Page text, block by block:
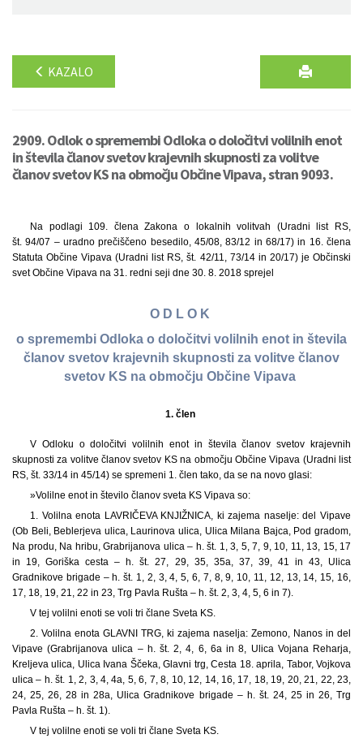
KAZALO
2909. Odlok o spremembi Odloka o določitvi volilnih enot
in števila članov svetov krajevnih skupnosti za volitve
članov svetov KS na območju Občine Vipava, stran 9093.
Na podlagi 109. člena Zakona o lokalnih volitvah (Uradni list RS,
št. 94/07 – uradno prečiščeno besedilo, 45/08, 83/12 in 68/17) in 16. člena
Statuta Občine Vipava (Uradni list RS, št. 42/11, 73/14 in 20/17) je Občinski
svet Občine Vipava na 31. redni seji dne 30. 8. 2018 sprejel
O D L O K
o spremembi Odloka o določitvi volilnih enot in števila
članov svetov krajevnih skupnosti za volitve članov
svetov KS na območju Občine Vipava
1. člen
V Odloku o določitvi volilnih enot in števila članov svetov krajevnih
skupnosti za volitve članov svetov KS na območju Občine Vipava (Uradni list
RS, št. 33/14 in 45/14) se spremeni 1. člen tako, da se na novo glasi:
»Volilne enot in število članov sveta KS Vipava so:
1. Volilna enota LAVRIČEVA KNJIŽNICA, ki zajema naselje: del Vipave
(Ob Beli, Beblerjeva ulica, Laurinova ulica, Ulica Milana Bajca, Pod gradom,
Na produ, Na hribu, Grabrijanova ulica – h. št. 1, 3, 5, 7, 9, 10, 11, 13, 15, 17
in 19, Goriška cesta – h. št. 27, 29, 35, 35a, 37, 39, 41 in 43, Ulica
Gradnikove brigade – h. št. 1, 2, 3, 4, 5, 6, 7, 8, 9, 10, 11, 12, 13, 14, 15, 16,
17, 18, 19, 21, 22 in 23, Trg Pavla Rušta – h. št. 2, 3, 4, 5, 6 in 7).
V tej volilni enoti se voli tri člane Sveta KS.
2. Volilna enota GLAVNI TRG, ki zajema naselja: Zemono, Nanos in del
Vipave (Grabrijanova ulica – h. št. 2, 4, 6, 6a in 8, Ulica Vojana Reharja,
Kreljeva ulica, Ulica Ivana Ščeka, Glavni trg, Cesta 18. aprila, Tabor, Vojkova
ulica – h. št. 1, 2, 3, 4, 4a, 5, 6, 7, 8, 10, 12, 14, 16, 17, 18, 19, 20, 21, 22, 23,
24, 25, 26, 28 in 28a, Ulica Gradnikove brigade – h. št. 24, 25 in 26, Trg
Pavla Rušta – h. št. 1).
V tej volilne enoti se voli tri člane Sveta KS.